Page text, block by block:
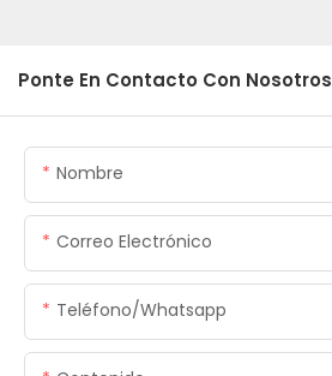
Ponte En Contacto Con Nosotros
Nombre
Correo Electrónico
Teléfono/whatsapp